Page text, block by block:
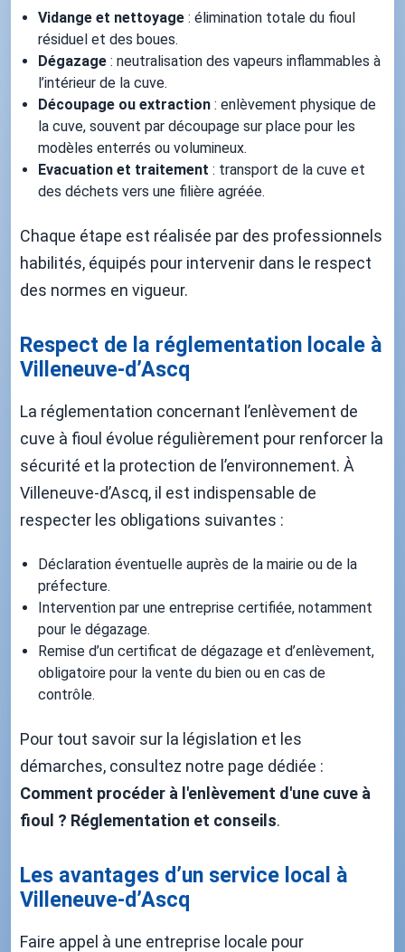
Vidange et nettoyage : élimination totale du fioul
résiduel et des boues.
Dégazage : neutralisation des vapeurs inflammables à
l’intérieur de la cuve.
Découpage ou extraction : enlèvement physique de
la cuve, souvent par découpage sur place pour les
modèles enterrés ou volumineux.
Evacuation et traitement : transport de la cuve et
des déchets vers une filière agréée.
Chaque étape est réalisée par des professionnels
habilités, équipés pour intervenir dans le respect
des normes en vigueur.
Respect de la réglementation locale à
Villeneuve-d’Ascq
La réglementation concernant l’enlèvement de
cuve à fioul évolue régulièrement pour renforcer la
sécurité et la protection de l’environnement. À
Villeneuve-d’Ascq, il est indispensable de
respecter les obligations suivantes :
Déclaration éventuelle auprès de la mairie ou de la
préfecture.
Intervention par une entreprise certifiée, notamment
pour le dégazage.
Remise d’un certificat de dégazage et d’enlèvement,
obligatoire pour la vente du bien ou en cas de
contrôle.
Pour tout savoir sur la législation et les
démarches, consultez notre page dédiée :
Comment procéder à l'enlèvement d'une cuve à
fioul ? Réglementation et conseils.
Les avantages d’un service local à
Villeneuve-d’Ascq
Faire appel à une entreprise locale pour